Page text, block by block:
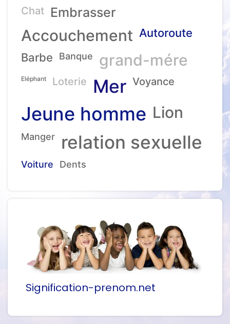
Chat Embrasser
Accouchement Autoroute
Barbe
Banque grand-mére
Eléphant Loterie Mer Voyance
Jeune homme Lion
Manger relation sexuelle
Voiture Dents
Signification-prenom.net